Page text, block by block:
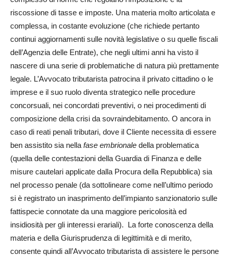
riscossione di tasse e imposte. Una materia molto articolata e
complessa, in costante evoluzione (che richiede pertanto
continui aggiornamenti sulle novità legislative o su quelle fiscali
dell’Agenzia delle Entrate), che negli ultimi anni ha visto il
nascere di una serie di problematiche di natura più prettamente
legale. L’Avvocato tributarista patrocina il privato cittadino o le
imprese e il suo ruolo diventa strategico nelle procedure
concorsuali, nei concordati preventivi, o nei procedimenti di
composizione della crisi da sovraindebitamento. O ancora in
caso di reati penali tributari, dove il Cliente necessita di essere
ben assistito sia nella fase embrionale della problematica
(quella delle contestazioni della Guardia di Finanza e delle
misure cautelari applicate dalla Procura della Repubblica) sia
nel processo penale (da sottolineare come nell’ultimo periodo
si è registrato un inasprimento dell’impianto sanzionatorio sulle
fattispecie connotate da una maggiore pericolosità ed
insidiosità per gli interessi erariali). La forte conoscenza della
materia e della Giurisprudenza di legittimità e di merito,
consente quindi all’Avvocato tributarista di assistere le persone